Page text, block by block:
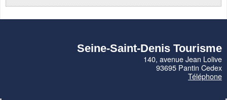
Seine-Saint-Denis Tourisme
140, avenue Jean Lolive
93695 Pantin Cedex
Téléphone